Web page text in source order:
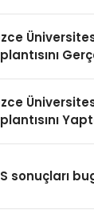
sonuçları